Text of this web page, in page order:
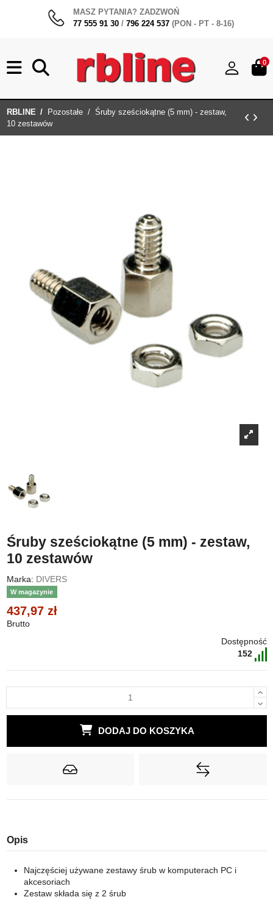
MASZ PYTANIA? ZADZWOŃ
77 555 91 30 / 796 224 537 (PON - PT - 8-16)
0
RBLINE Pozostałe
Śruby sześciokątne (5 mm) - zestaw,
10 zestawów
Śruby sześciokątne (5 mm) - zestaw,
10 zestawów
Marka: DIVERS
W magazynie
437,97 zł
Brutto
Dostępność
152
DODAJ DO KOSZYKA
Opis
Najczęściej używane zestawy śrub w komputerach PC i
akcesoriach
Zestaw składa się z 2 śrub